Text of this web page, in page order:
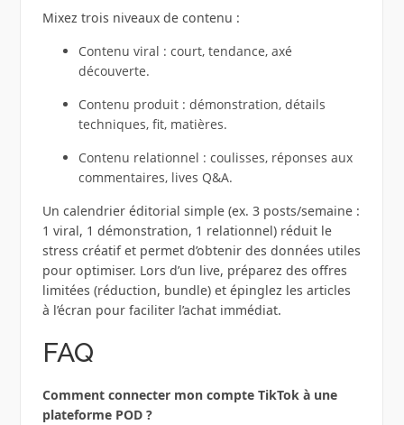
Mixez trois niveaux de contenu :
Contenu viral : court, tendance, axé
découverte.
Contenu produit : démonstration, détails
techniques, fit, matières.
Contenu relationnel : coulisses, réponses aux
commentaires, lives Q&A.
Un calendrier éditorial simple (ex. 3 posts/semaine :
1 viral, 1 démonstration, 1 relationnel) réduit le
stress créatif et permet d’obtenir des données utiles
pour optimiser. Lors d’un live, préparez des offres
limitées (réduction, bundle) et épinglez les articles
à l’écran pour faciliter l’achat immédiat.
FAQ
Comment connecter mon compte TikTok à une
plateforme POD ?